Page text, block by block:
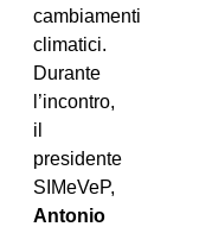
cambiamenti
climatici.
Durante
l’incontro,
il
presidente
SIMeVeP,
Antonio